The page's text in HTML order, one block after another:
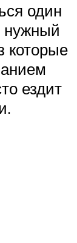
один
нужный
которые
ездит